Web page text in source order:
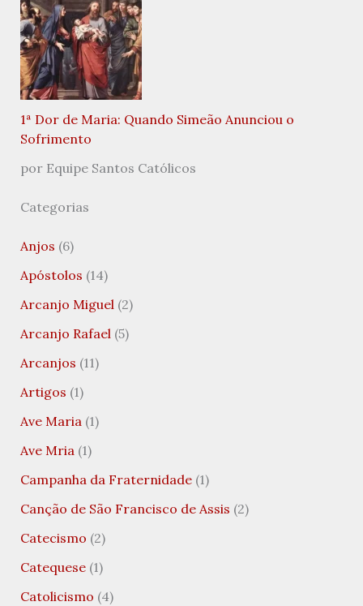
1ª Dor de Maria: Quando Simeão Anunciou o
Sofrimento
por Equipe Santos Católicos
Categorias
Anjos (6)
Apóstolos (14)
Arcanjo Miguel (2)
Arcanjo Rafael (5)
Arcanjos (11)
Artigos (1)
Ave Maria (1)
Ave Mria (1)
Campanha da Fraternidade(1)
Canção de São Francisco de Assis (2)
Catecismo (2)
Catequese(1)
Catolicismo (4)